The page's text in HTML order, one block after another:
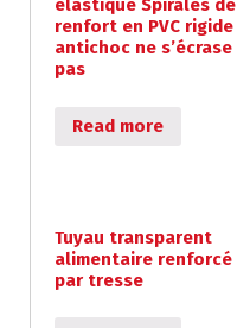
élastique Spirales de
renfort en PVC rigide
antichoc ne s’écrase
pas
Read more
Tuyau transparent
alimentaire renforcé
par tresse